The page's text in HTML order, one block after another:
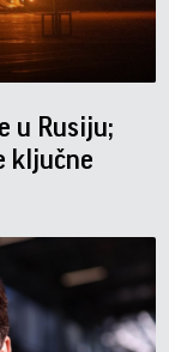
u Rusiju;
ključne